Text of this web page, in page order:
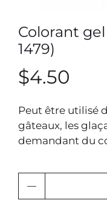
Colorant
1479)
$4.50
Peut être utilisé
gâteaux, les
demandant du